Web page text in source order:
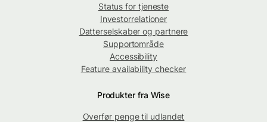
Status for tjeneste
Investorrelationer
Datterselskaber og partnere
Supportområde
Accessibility
Feature availability checker
Produkter fra Wise
Overfør penge til udlandet